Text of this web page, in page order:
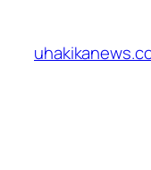
content